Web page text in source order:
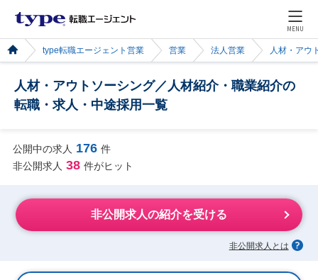
MENU
type転職エージェント営業 営業 法人営業 人材・アウ
人材・アウトソーシング／人材紹介・職業紹介の
転職・求人・中途採用一覧
公開中の求人 176 件
非公開求人 38 件がヒット
非公開求人の紹介を受ける
非公開求人とは